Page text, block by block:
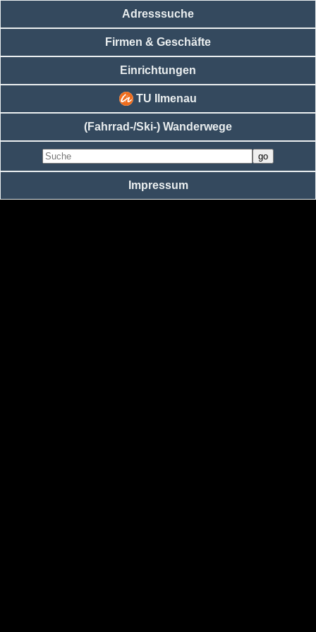
Adresssuche
Firmen & Geschäfte
Einrichtungen
TU Ilmenau
(Fahrrad-/Ski-) Wanderwege
Impressum